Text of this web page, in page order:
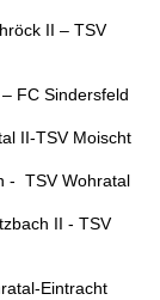
II – TSV
FC Sindersfeld
II-TSV Moischt
Wohratal
II - TSV